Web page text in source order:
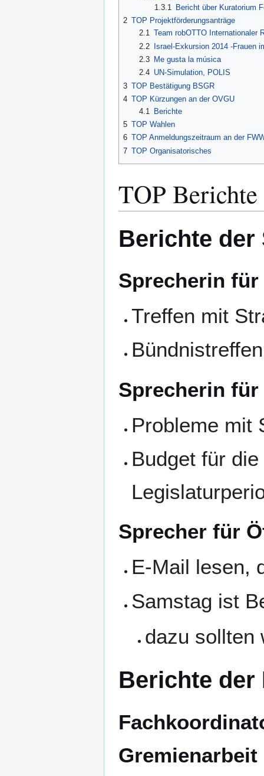
1.3.1
Bericht über Kuratorium
2 TOP Projektförderungsanträge
2.1 Team robOTTO Internationaler
2.2 Israel-Exkursion 2014 -Frauen
2.3
Me gusta la música
2.4 UN-Simulation, POLIS
3 TOP Bestätigung BSGR
4 TOP Kürzungen an der OVGU
4.1
Berichte
5 TOP Wahlen
6 TOP Anmeldungszeitraum an der
7 TOP Organisatorisches
TOP Berichte
Berichte der
Sprecherin
Treffen mit
Bündnistreffen
Sprecherin für
Probleme mit
Budget für
Sprecher für
E-Mail lesen,
Samstag ist
dazu sollten
Berichte der
Gremienarbeit